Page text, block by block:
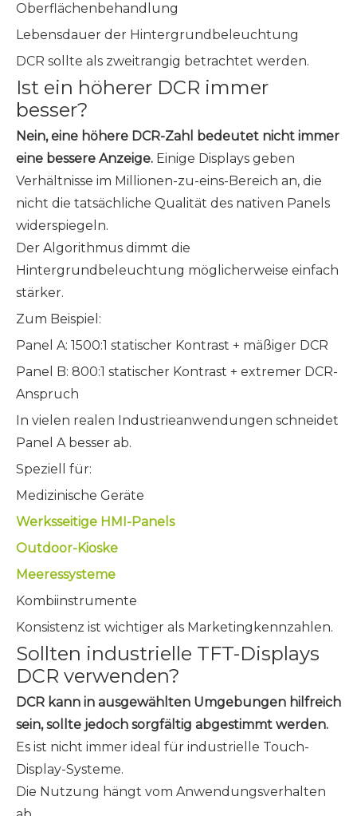
Oberflächenbehandlung
Lebensdauer der Hintergrundbeleuchtung
DCR sollte als zweitrangig betrachtet werden.
Ist ein höherer DCR immer
besser?
Nein, eine höhere DCR-Zahl bedeutet nicht immer
eine bessere Anzeige. Einige Displays geben
Verhältnisse im Millionen-zu-eins-Bereich an, die
nicht die tatsächliche Qualität des nativen Panels
widerspiegeln.
Der Algorithmus dimmt die
Hintergrundbeleuchtung möglicherweise einfach
stärker.
Zum Beispiel:
Panel A: 1500:1 statischer Kontrast + mäßiger DCR
Panel B: 800:1 statischer Kontrast + extremer DCR-
Anspruch
In vielen realen Industrieanwendungen schneidet
Panel A besser ab.
Speziell für:
Medizinische Geräte
Werksseitige HMI-Panels
Outdoor-Kioske
Meeressysteme
Kombiinstrumente
Konsistenz ist wichtiger als Marketingkennzahlen.
Sollten industrielle TFT-Displays
DCR verwenden?
DCR kann in ausgewählten Umgebungen hilfreich
sein, sollte jedoch sorgfältig abgestimmt werden.
Es ist nicht immer ideal für industrielle Touch-
Display-Systeme.
Die Nutzung hängt vom Anwendungsverhalten